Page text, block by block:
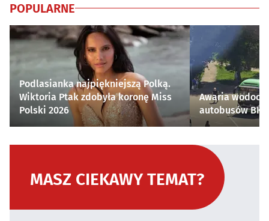
POPULARNE
Podlasianka najpiękniejszą Polką.
Wiktoria Ptak zdobyła koronę Miss
Polski 2026
Awaria
autobusów
MASZ CIEKAWY TEMAT?